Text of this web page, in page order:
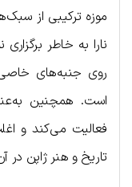
موزه ترکیبی از
نارا به خاطر
روی جنبه‌های خاصی
است. همچنین
فعالیت می‌کند و
تاریخ و هنر ژاپن در